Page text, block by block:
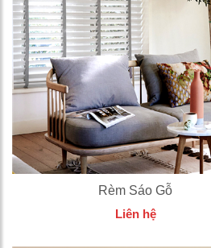
Rèm Sáo Gỗ
Liên hệ